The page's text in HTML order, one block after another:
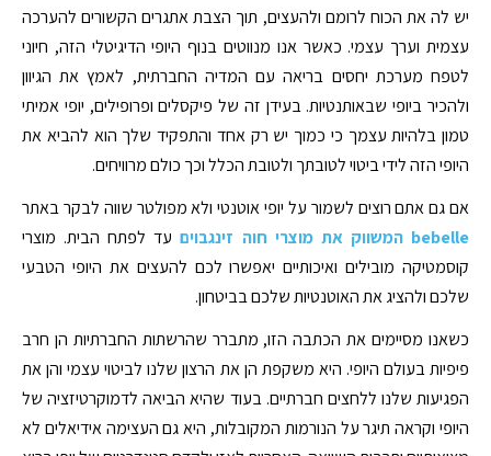
יש לה את הכוח לרומם ולהעצים, תוך הצבת אתגרים הקשורים להערכה
עצמית וערך עצמי. כאשר אנו מנווטים בנוף היופי הדיגיטלי הזה, חיוני
לטפח מערכת יחסים בריאה עם המדיה החברתית, לאמץ את הגיוון
ולהכיר ביופי שבאותנטיות. בעידן זה של פיקסלים ופרופילים, יופי אמיתי
טמון בלהיות עצמך כי כמוך יש רק אחד והתפקיד שלך הוא להביא את
היופי הזה לידי ביטוי לטובתך ולטובת הכלל וכך כולם מרוויחים.
אם גם אתם רוצים לשמור על יופי אוטנטי ולא מפולטר שווה לבקר באתר
bebelle המשווק את מוצרי חוה זינגבוים
עד לפתח הבית. מוצרי
קוסמטיקה מובילים ואיכותיים יאפשרו לכם להעצים את היופי הטבעי
שלכם ולהציג את האוטנטיות שלכם בביטחון.
כשאנו מסיימים את הכתבה הזו, מתברר שהרשתות החברתיות הן חרב
פיפיות בעולם היופי. היא משקפת הן את הרצון שלנו לביטוי עצמי והן את
הפגיעות שלנו ללחצים חברתיים. בעוד שהיא הביאה לדמוקרטיזציה של
היופי וקראה תיגר על הנורמות המקובלות, היא גם העצימה אידיאלים לא